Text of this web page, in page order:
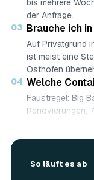
bis mehrere
der Anfrage.
03 Brauche ich
Auf Privatgrund
ist meist eine
Osthofen
04 Welche
Faustregel: Big
Renovierungen,
Was darf rein
Grünschnitt,
So läuft es ab